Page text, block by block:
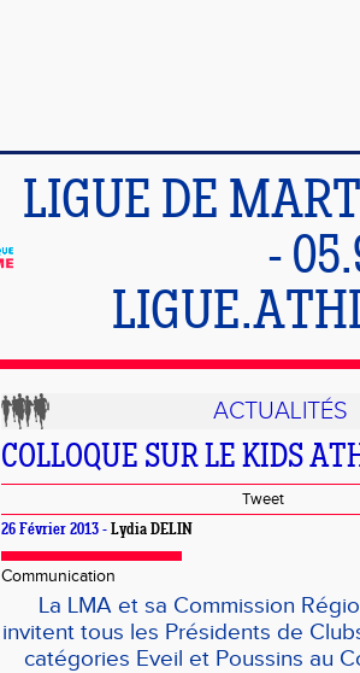
LIGUE DE
-
ACTUALITÉS
COLLOQUE SUR LE KIDS
Tweet
26 Février 2013 - Lydia DELIN
Communication
La LMA et sa Commission
invitent tous les Présidents de
catégories Eveil et Poussins au